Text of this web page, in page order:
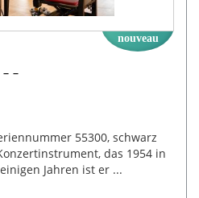
nouveau
- -
55300, schwarz
das 1954 in
Jahren ist er ...